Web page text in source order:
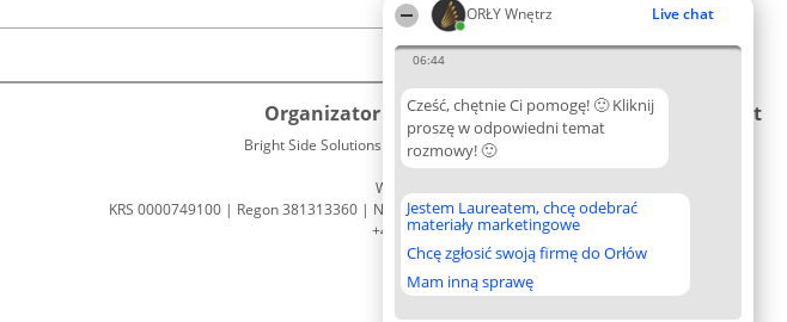
ORŁY Wnętrz Live chat
06:44
Cześć, chętnie Ci pomogę! 🙂 Kliknij
proszę w odpowiedni temat
rozmowy! 🙂
Jestem Laureatem, chcę odebrać
materiały marketingowe
Chcę zgłosić swoją firmę do Orłów
Mam inną sprawę
Organizator plebiscytu
Bright Side Solutions sp. z o. o. sp. k.
ul. Ruska 22
Wrocław 50-079
KRS 0000749100 | Regon 381313360 | NIP 8943132676
+48 508 492 400
Plebiscyt
Lista
Laureatów
Zasady
Regulamin
Prywatności
Kontakt